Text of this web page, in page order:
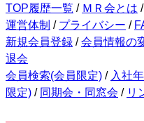
TOP履歴一覧 / ＭＲ会とは /
運営体制 / プライバシー /
新規会員登録 /会員情報の
退会
会員検索(会員限定) / 入社
限定) / 同期会・同窓会 / リ